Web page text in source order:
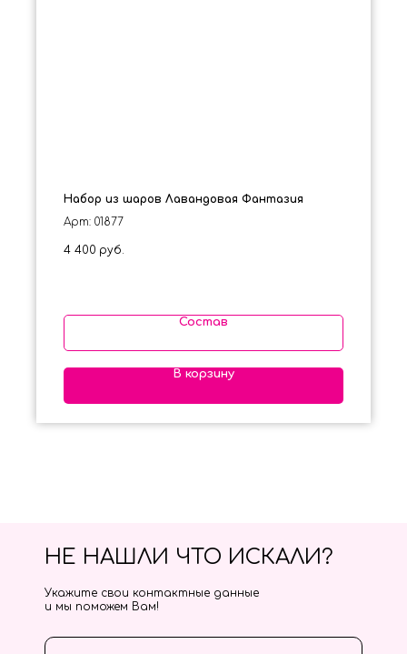
Набор из шаров Лавандовая Фантазия
Арт: 01877
4 400 руб.
Состав
В корзину
НЕ НАШЛИ ЧТО ИСКАЛИ?
Укажите свои контактные данные
и мы поможем Вам!